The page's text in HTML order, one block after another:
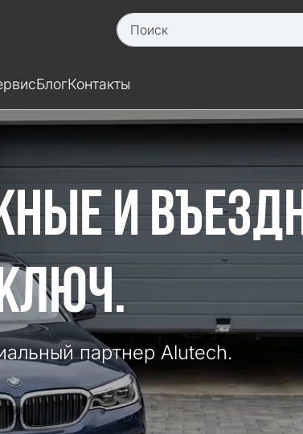
БлогКонтакты
И
партнер Alutech.